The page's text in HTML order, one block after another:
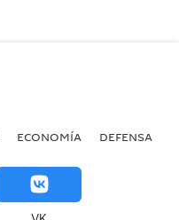
ECONOMÍA DEFENSA